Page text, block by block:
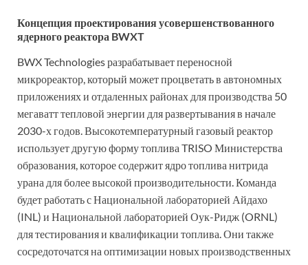
Концепция проектирования усовершенствованного
ядерного реактора BWXT
BWX Technologies разрабатывает переносной
микрореактор, который может процветать в автономных
приложениях и отдаленных районах для производства 50
мегаватт тепловой энергии для развертывания в начале
2030-х годов. Высокотемпературный газовый реактор
использует другую форму топлива TRISO Министерства
образования, которое содержит ядро топлива нитрида
урана для более высокой производительности. Команда
будет работать с Национальной лабораторией Айдахо
(INL) и Национальной лабораторией Оук-Ридж (ORNL)
для тестирования и квалификации топлива. Они также
сосредоточатся на оптимизации новых производственных